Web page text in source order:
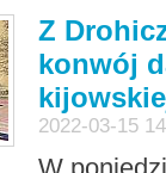
Z
konwój
2022-03-15